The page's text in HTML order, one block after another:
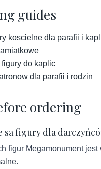
guides
koscielne dla parafii i
do kaplic
dla parafii i rodzin
ordering
sa figury dla
figur Megamonument